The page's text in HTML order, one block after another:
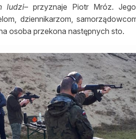
ludzi– przyznaje Piotr Mróz.
dziennikarzom,
osoba przekona następnych sto.